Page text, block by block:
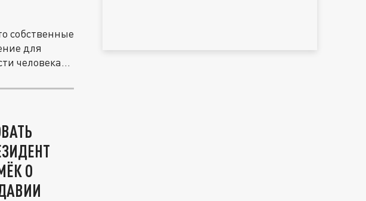
собственные
для
человека...
О